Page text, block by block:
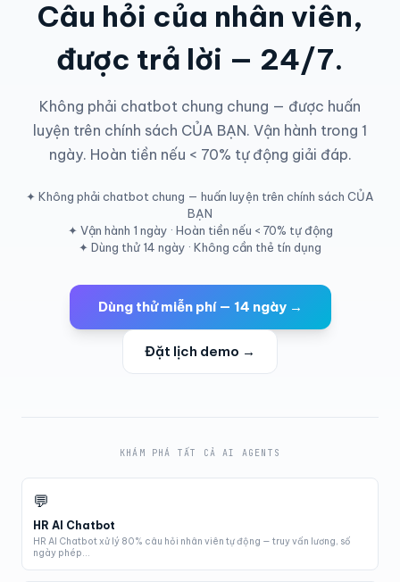
Câu hỏi của nhân viên,
được trả lời — 24/7.
Không phải chatbot chung chung — được huấn
luyện trên chính sách CỦA BẠN. Vận hành trong 1
ngày. Hoàn tiền nếu < 70% tự động giải đáp.
✦ Không phải chatbot chung — huấn luyện trên chính sách CỦA
BẠN
✦ Vận hành 1 ngày · Hoàn tiền nếu < 70% tự động
✦ Dùng thử 14 ngày · Không cần thẻ tín dụng
Dùng thử miễn phí — 14 ngày →
Đặt lịch demo →
KHÁM PHÁ TẤT CẢ AI AGENTS
💬
HR AI Chatbot
HR AI Chatbot xử lý 80% câu hỏi nhân viên tự động — truy vấn lương, số
ngày phép...